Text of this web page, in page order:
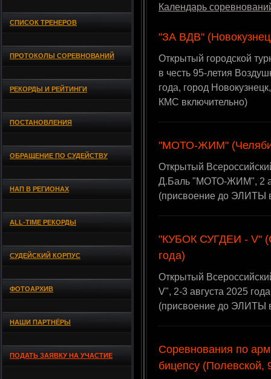
СПИСОК ТРЕНЕРОВ
ПРОТОКОЛЫ СОРЕВНОВАНИЙ
РЕКОРДЫ И РЕЙТИНГИ
ПОСТАНОВЛЕНИЯ
ОБРАЩЕНИЕ ПО СУДЕЙСТВУ
НАП В РЕГИОНАХ
ALL-TIME РЕКОРДЫ
СУДЕЙСКИЙ КОРПУС
ФОТОАРХИВ
НАШИ ПАРТНЁРЫ
ПОДАТЬ ЗАЯВКУ НА УЧАСТИЕ
Календарь
"ЗА ВДВ"
Открытый городской
в честь 95-летия
года, город
КМС включительно)
"МОТО-ЖИМ"
Открытый
Д.Баль "МОТО-ЖИМ", 2
(присвоение до ЭЛИТЫ
"КУБОК СУГДЕИ - V"
года)
Открытый
V", 2-3 августа 2025
(присвоение до ЭЛИТЫ
Соревнования по
бицепсу (Полевской,